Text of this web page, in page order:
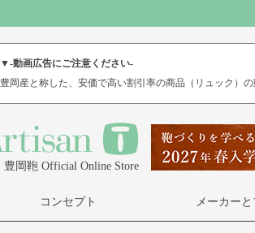
▼-動画広告にご注意ください-
豊岡産と称した、安価で高い割引率の商品（リュック）
豊岡鞄 Official Online Store
コンセプト メーカー